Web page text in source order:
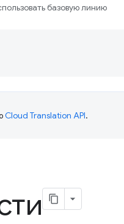
базовую линию
Cloud Translation API.